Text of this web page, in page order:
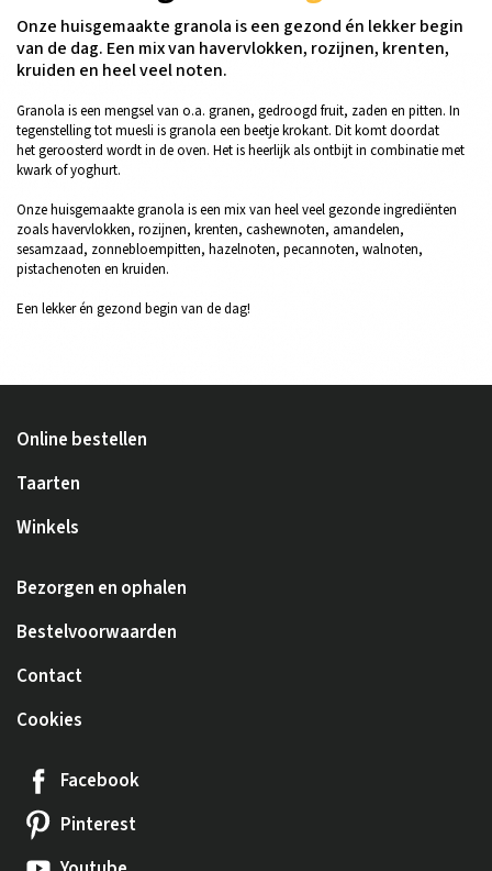
Onze huisgemaakte granola is een gezond én lekker begin
van de dag. Een mix van havervlokken, rozijnen, krenten,
kruiden en heel veel noten.
Granola is een mengsel van o.a. granen, gedroogd fruit, zaden en pitten. In
tegenstelling tot muesli is granola een beetje krokant. Dit komt doordat
het geroosterd wordt in de oven. Het is heerlijk als ontbijt in combinatie met
kwark of yoghurt.
Onze huisgemaakte granola is een mix van heel veel gezonde ingrediënten
zoals havervlokken, rozijnen, krenten, cashewnoten, amandelen,
sesamzaad, zonnebloempitten, hazelnoten, pecannoten, walnoten,
pistachenoten en kruiden.
Een lekker én gezond begin van de dag!
Online bestellen
Taarten
Winkels
Bezorgen en ophalen
Bestelvoorwaarden
Contact
Cookies
Facebook
Pinterest